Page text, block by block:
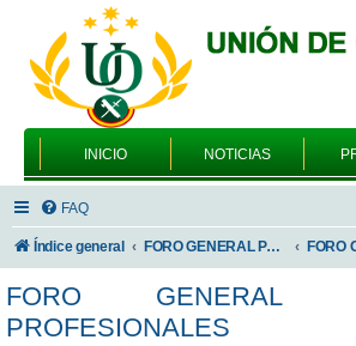
INICIO NOTICIAS
FAQ
Índice general FORO GENERAL PARA TODOS LOS USUARIOS
FORO GENERAL
PROFESIONALES